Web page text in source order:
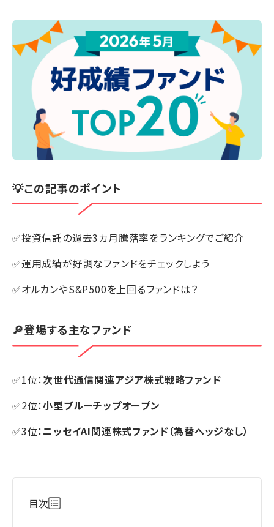
💡この記事のポイント
✅投資信託の過去3カ月騰落率をランキングでご紹介
✅運用成績が好調なファンドをチェックしよう
✅オルカンやS&P500を上回るファンドは？
🔎登場する主なファンド
✅1位：次世代通信関連アジア株式戦略ファンド
✅2位：小型ブルーチップオープン
✅3位：ニッセイAI関連株式ファンド（為替ヘッジなし）
目次